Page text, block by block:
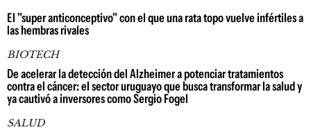
El "super anticonceptivo" con el que una rata topo vuelve infértiles a
las hembras rivales
BIOTECH
De acelerar la detección del Alzheimer a potenciar tratamientos
contra el cáncer: el sector uruguayo que busca transformar la salud y
ya cautivó a inversores como Sergio Fogel
SALUD